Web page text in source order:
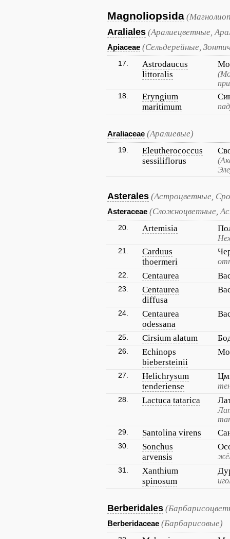
Magnoliopsida
Araliales (Аралиецветные,
Apiaceae (Сельдерейные,
17.
Astrodaucus
littoralis
18.
Eryngium
maritimum
Araliaceae (Аралиевые)
19.
Eleutherococcus
sessiliflorus
Asterales (Астроцветные,
Asteraceae (Сложноцветные,
20. Artemisia
21.
Carduus
thoermeri
22. Centaurea
23.
Centaurea
diffusa
24.
Centaurea
odessana
25. Cirsium alatum
26.
Echinops
biebersteinii
27.
Helichrysum
tenderiense
28. Lactuca tatarica
29. Santolina virens
30.
Sonchus
arvensis
31.
Xanthium
spinosum
Berberidales
Berberidaceae (Барбарисовые)